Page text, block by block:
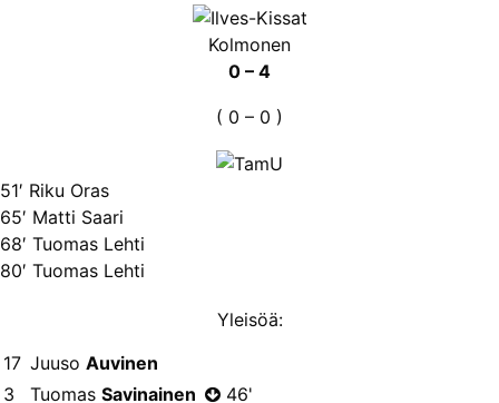
Kolmonen
0 – 4
( 0 – 0 )
51′ Riku Oras
65′ Matti Saari
68′ Tuomas Lehti
80′ Tuomas Lehti
Yleisöä:
17 Juuso Auvinen
3
Tuomas Savinainen
46'